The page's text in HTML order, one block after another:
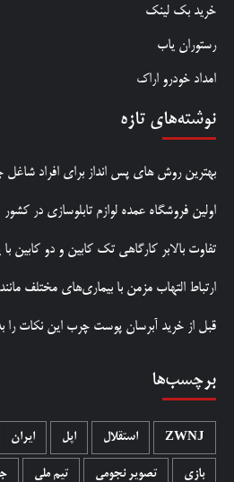
خرید بک لینک
رستوران یاب
امداد خودرو اراک
نوشته‌های تازه
بهترین روش‌ های پس‌ انداز برای افراد
اولین فروشگاه عمده لوازم تابلوسازی در کشور
تفاوت بالابر کارگاهی تک کابین و دو کابین با
ارتباط التهاب مزمن با بیماری‌های مختلف مانند HPV
قبل از خرید آبرسان پوست چرب این نکات را
برچسب‌ها
ZWNJ استقلال اپل ایران
بازی تصویر نجومی تیم ملی